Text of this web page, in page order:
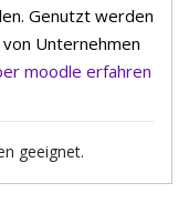
Genutzt werden
Unternehmen
moodle erfahren
geeignet.